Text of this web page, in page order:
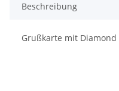
Beschreibung
Grußkarte mit